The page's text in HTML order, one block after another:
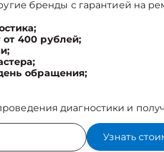
бренды с гарантией на
400 рублей;
обращения;
диагностики и
Узнать